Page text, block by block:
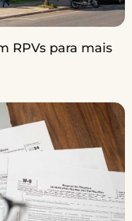
RPVs para mais